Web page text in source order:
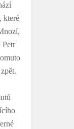
které
Petr